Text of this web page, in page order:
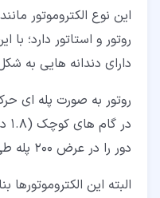
این نوع الکتروموتور
روتور و استاتور دارد؛ با
دارای دندانه هایی به
روتور به صورت پله ای
دور را در عرض 200 پله طی می کند.
البته این الکتروموتورها